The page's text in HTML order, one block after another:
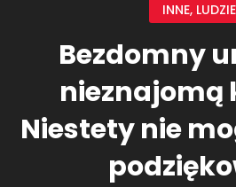
INNE, LUDZIE
Bezdomny
nieznajomą
Niestety nie